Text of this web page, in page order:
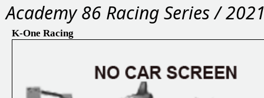
Academy 86 Racing Series /
K-One Racing